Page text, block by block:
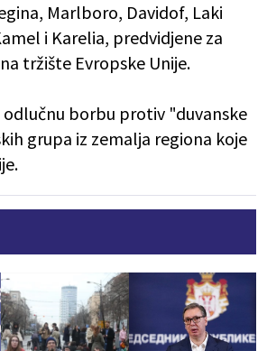
Marlboro, Davidof, Laki
i Karelia, predvidjene za
tržište Evropske Unije.
odlučnu borbu protiv "duvanske
grupa iz zemalja regiona koje